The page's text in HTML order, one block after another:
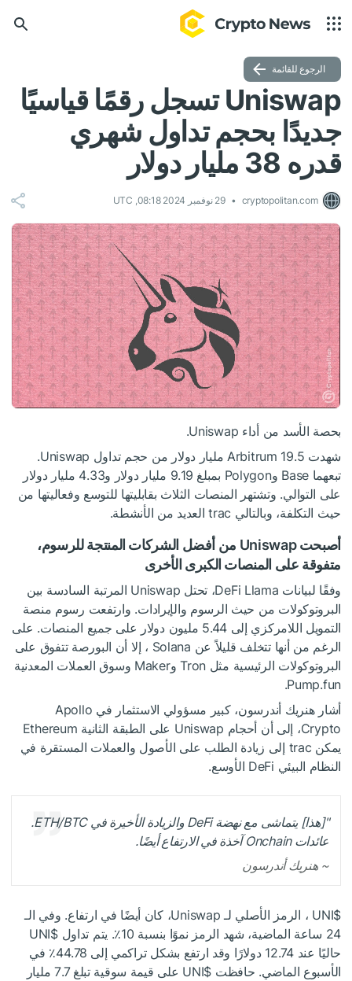
الرجوع للقائمة
Uniswap تسجل رقمًا قياسيًا
جديدًا بحجم تداول شهري
قدره 38 مليار دولار
cryptopolitan.com 29 نوفمبر 2024 08:18, UTC
بحصة الأسد من أداء Uniswap.
شهدت Arbitrum 19.5
مليار دولار
من حجم تداول Uniswap.
تبعهما Base وPolygon بمبلغ 9.19 مليار دولار و4.33 مليار دولار
على التوالي. وتشتهر المنصات الثلاث بقابليتها للتوسع وفعاليتها من
حيث التكلفة، وبالتالي trac العديد من الأنشطة.
أصبحت Uniswap من أفضل الشركات المنتجة للرسوم،
متفوقة على المنصات الكبرى الأخرى
وفقًا لبيانات DeFi Llama، تحتل Uniswap المرتبة السادسة بين
البروتوكولات من حيث الرسوم والإيرادات. وارتفعت رسوم منصة
التمويل اللامركزي إلى 5.44 مليون دولار على جميع المنصات. على
الرغم من أنها تتخلف قليلاً عن Solana ، إلا أن البورصة تتفوق على
البروتوكولات الرئيسية مثل Tron وMaker وسوق العملات المعدنية
Pump.fun.
أشار هنريك أندرسون، كبير مسؤولي الاستثمار في Apollo
Crypto، إلى أن أحجام Uniswap على الطبقة الثانية Ethereum
يمكن trac إلى زيادة الطلب على الأصول والعملات المستقرة في
النظام البيئي DeFi الأوسع.
"[هذا] يتماشى مع نهضة DeFi والزيادة الأخيرة في ETH/BTC.
عائدات Onchain آخذة في الارتفاع أيضًا.
~هنريك أندرسون
$UNI
، الرمز الأصلي لـ Uniswap، كان أيضًا في ارتفاع. وفي الـ
24 ساعة الماضية، شهد الرمز نموًا بنسبة 10٪. يتم تداول
$UNI
حاليًا عند 12.74 دولارًا وقد ارتفع بشكل تراكمي إلى 44.78٪ في
الأسبوع الماضي. حافظت $UNI
على قيمة سوقية تبلغ 7.7 مليار